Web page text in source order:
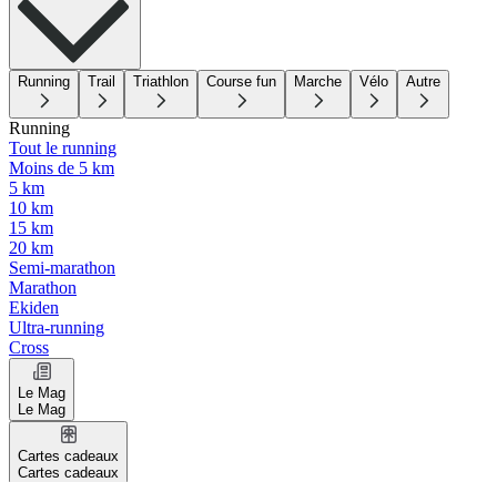
Running Trail Triathlon Course fun Marche Vélo Autre
Running
Tout le running
Moins de 5 km
5 km
10 km
15 km
20 km
Semi-marathon
Marathon
Ekiden
Ultra-running
Cross
Le Mag
Le Mag
Cartes cadeaux
Cartes cadeaux